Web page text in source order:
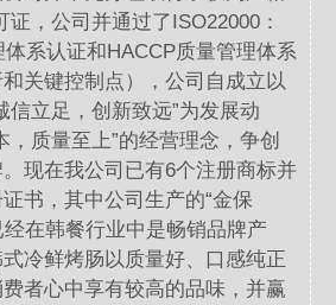
证，公司并通过了ISO22000：
系认证和HACCP质量管理体系
关键控制点），公司自成立以
信立足，创新致远”为发展动
，质量至上”的经营理念，争创
现在我公司已有6个注册商标并
书，其中公司生产的“金保
经在韩餐行业中是畅销品牌产
冷鲜烤肠以质量好、口感纯正
者心中享有较高的品味，并赢